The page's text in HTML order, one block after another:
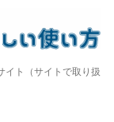
イト（サイトで取り扱